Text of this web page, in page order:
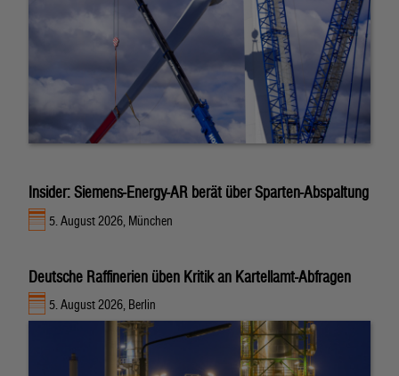
Insider: Siemens-Energy-AR berät über Sparten-Abspaltung
5. August 2026, München
Deutsche Raffinerien üben Kritik an Kartellamt-Abfragen
5. August 2026, Berlin